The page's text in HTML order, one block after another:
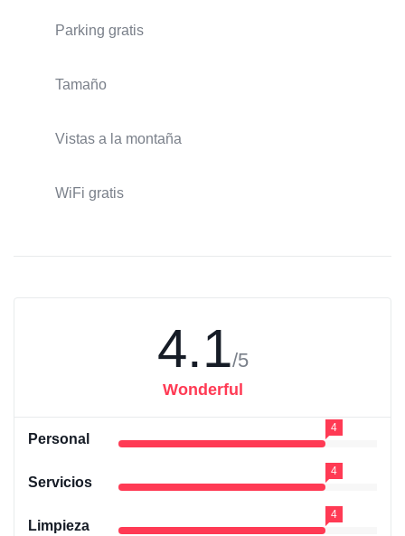
Parking gratis
Tamaño
Vistas a la montaña
WiFi gratis
4.1/5
Wonderful
Personal
4
Servicios
4
Limpieza
4